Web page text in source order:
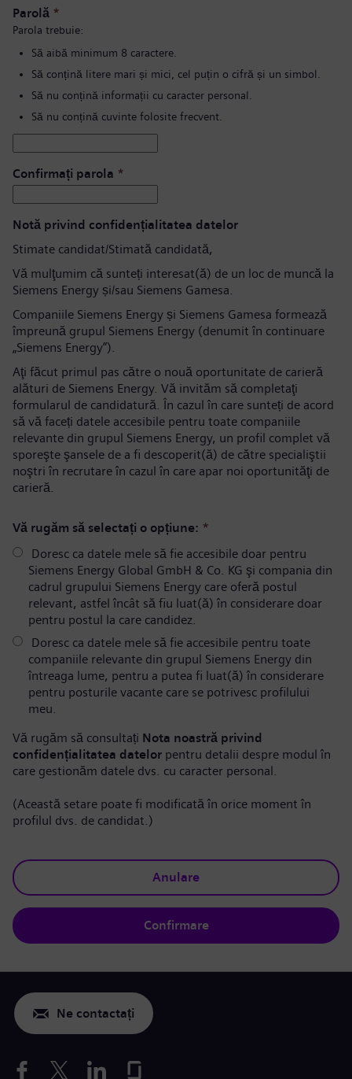
Parolă *
Parola trebuie:
Să aibă minimum 8 caractere.
Să conțină litere mari și mici, cel puțin o cifră și un simbol.
Să nu conțină informații cu caracter personal.
Să nu conțină cuvinte folosite frecvent.
Confirmați parola *
Notă privind confidențialitatea datelor
Stimate candidat/Stimată candidată,
Vă mulţumim că sunteți interesat(ă) de un loc de muncă la
Siemens Energy și/sau Siemens Gamesa.
Companiile Siemens Energy și Siemens Gamesa formează
împreună grupul Siemens Energy (denumit în continuare
„Siemens Energy”).
Aţi făcut primul pas către o nouă oportunitate de carieră
alături de Siemens Energy. Vă invităm să completaţi
formularul de candidatură. În cazul în care sunteți de acord
să vă faceți datele accesibile pentru toate companiile
relevante din grupul Siemens Energy, un profil complet vă
sporeşte şansele de a fi descoperit(ă) de către specialiştii
noştri în recrutare în cazul în care apar noi oportunităţi de
carieră.
Vă rugăm să selectați o opțiune: *
Doresc ca datele mele să fie accesibile doar pentru
Siemens Energy Global GmbH & Co. KG şi compania din
cadrul grupului Siemens Energy care oferă postul
relevant, astfel încât să fiu luat(ă) în considerare doar
pentru postul la care candidez.
Doresc ca datele mele să fie accesibile pentru toate
companiile relevante din grupul Siemens Energy din
întreaga lume, pentru a putea fi luat(ă) în considerare
pentru posturile vacante care se potrivesc profilului
meu.
Vă rugăm să consultați Nota noastră privind
confidențialitatea datelor pentru detalii despre modul în
care gestionăm datele dvs. cu caracter personal.
(Această setare poate fi modificată în orice moment în
profilul dvs. de candidat.)
Anulare
Confirmare
Ne contactați